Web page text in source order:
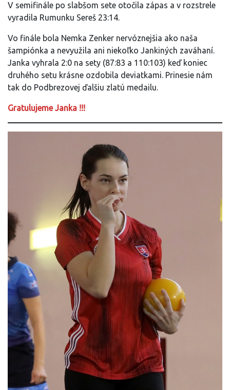
V semifinále po slabšom sete otočila zápas a v rozstrele
vyradila Rumunku Sereš 23:14.
Vo finále bola Nemka Zenker nervóznejšia ako naša
šampiónka a nevyužila ani niekoľko Jankiných zaváhaní.
Janka vyhrala 2:0 na sety (87:83 a 110:103) keď koniec
druhého setu krásne ozdobila deviatkami. Prinesie nám
tak do Podbrezovej ďalšiu zlatú medailu.
Gratulujeme Janka !!!